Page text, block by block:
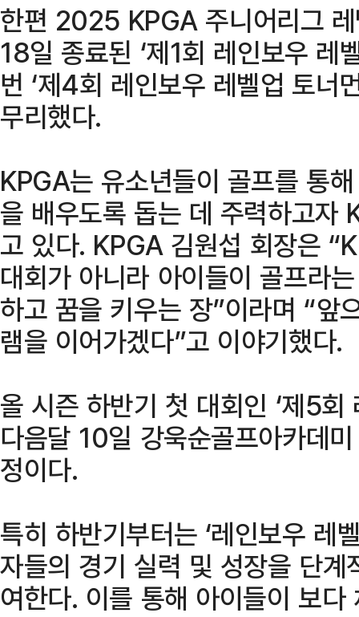
한편 2025 KPGA 주니어리그
18일 종료된 ‘제1회 레인보우 레
번 ‘제4회 레인보우 레벨업 토너
무리했다.
KPGA는 유소년들이 골프를 통
을 배우도록 돕는 데 주력하고자
고 있다. KPGA 김원섭 회장은
대회가 아니라 아이들이 골프라
하고 꿈을 키우는 장”이라며 “앞
램을 이어가겠다”고 이야기했다.
올 시즌 하반기 첫 대회인 ‘제5회
다음달 10일 강욱순골프아카데
정이다.
특히 하반기부터는 ‘레인보우 레
자들의 경기 실력 및 성장을 단
여한다. 이를 통해 아이들이 보